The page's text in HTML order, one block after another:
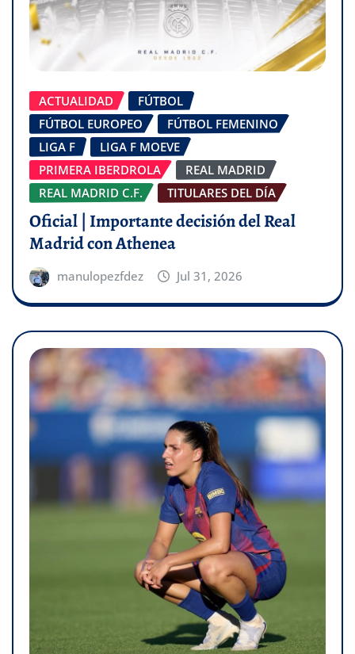
ACTUALIDAD
FÚTBOL
FÚTBOL EUROPEO
FÚTBOL FEMENINO
LIGA F
LIGA F MOEVE
PRIMERA IBERDROLA
REAL MADRID
REAL MADRID C.F.
TITULARES DEL DÍA
Oficial | Importante decisión del Real
Madrid con Athenea
manulopezfdez Jul 31, 2026